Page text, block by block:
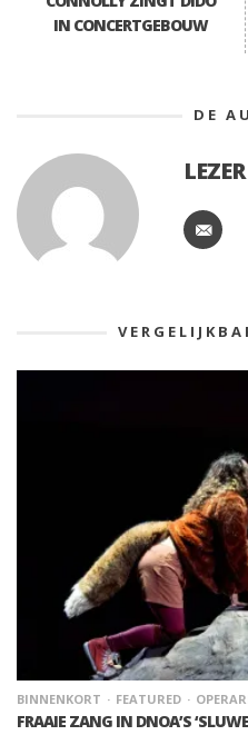
IN CONCERTGEBOUW
DE
LEZER
BINNENKORT FEATURED
FRAAIE ZANG IN DNOA’S ‘SLUWE